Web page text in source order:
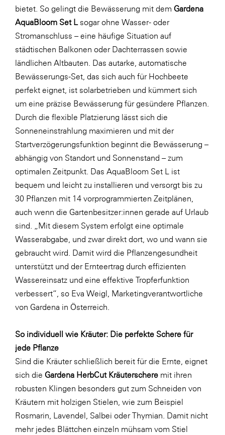
Verband Druck Medien Österreich
Wirtschaftskammer Salzburg
WKS Fachgruppe Fahrzeughandel und
Fahrzeugtechnik
WKS Fachgruppe Finanzdienstleister
WK UBIT
Zühlke
Media
bietet. So gelingt die Bewässerung mit dem Gardena
AquaBloom Set Lsogar ohne Wasser- oder
Stromanschluss – eine häufige Situation auf
städtischen Balkonen oder Dachterrassen sowie
ländlichen Altbauten. Das autarke, automatische
Bewässerungs-Set, das sich auch für Hochbeete
perfekt eignet, ist solarbetrieben und kümmert sich
um eine präzise Bewässerung für gesündere Pflanzen.
Durch die flexible Platzierung lässt sich die
Sonneneinstrahlung maximieren und mit der
Startverzögerungsfunktion beginnt die Bewässerung –
abhängig von Standort und Sonnenstand – zum
optimalen Zeitpunkt. Das AquaBloom Set L ist
bequem und leicht zu installieren und versorgt bis zu
30 Pflanzen mit 14 vorprogrammierten Zeitplänen,
auch wenn die Gartenbesitzer:innen gerade auf Urlaub
sind. „Mit diesem System erfolgt eine optimale
Wasserabgabe, und zwar direkt dort, wo und wann sie
gebraucht wird. Damit wird die Pflanzengesundheit
unterstützt und der Ernteertrag durch effizienten
Wassereinsatz und eine effektive Tropferfunktion
verbessert“, so Eva Weigl, Marketingverantwortliche
von Gardena in Österreich.
So individuell wie Kräuter: Die perfekte Schere für
jede Pflanze
Sind die Kräuter schließlich bereit für die Ernte, eignet
sich die Gardena HerbCut Kräuterschere mit ihren
robusten Klingen besonders gut zum Schneiden von
Kräutern mit holzigen Stielen, wie zum Beispiel
Rosmarin, Lavendel, Salbei oder Thymian. Damit nicht
mehr jedes Blättchen einzeln mühsam vom Stiel